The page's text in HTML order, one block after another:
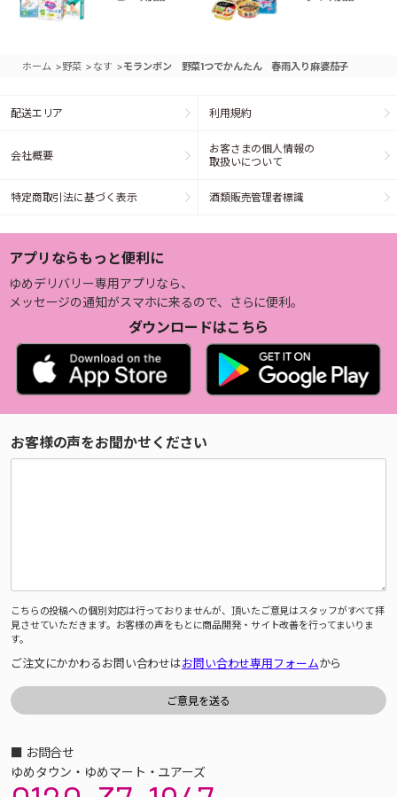
ホーム >野菜 > なす >モランボン 野菜1つでかんたん 春雨入り麻婆茄子
配送エリア 利用規約
会社概要
お客さまの個人情報の
取扱いについて
特定商取引法に基づく表示 酒類販売管理者標識
アプリならもっと便利に
ゆめデリバリー専用アプリなら、
メッセージの通知がスマホに来るので、さらに便利。
ダウンロードはこちら
お客様の声をお聞かせください
こちらの投稿への個別対応は行っておりませんが、頂いたご意見はスタッフがすべて拝
見させていただきます。お客様の声をもとに商品開発・サイト改善を行ってまいりま
す。
ご注文にかかわるお問い合わせはお問い合わせ専用フォームから
■ お問合せ
ゆめタウン・ゆめマート・ユアーズ